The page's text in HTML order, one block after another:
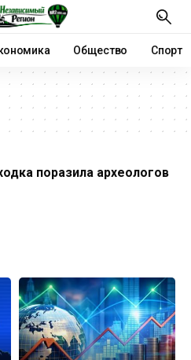
Общество Спорт
поразила археологов